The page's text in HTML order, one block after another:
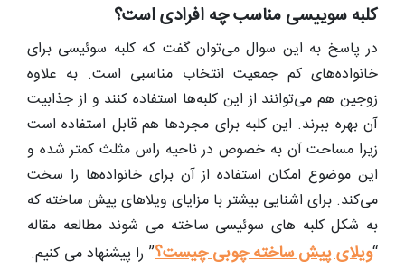
کلبه سوییسی مناسب چه افرادی است؟
در پاسخ به این سوال می‌توان گفت که کلبه‌ سوئیسی برای
خانواده‌های کم جمعیت انتخاب مناسبی است. به علاوه
زوجین هم می‌توانند از این کلبه‌ها استفاده کنند و از جذابیت
آن بهره ببرند. این کلبه برای مجردها هم قابل استفاده است
زیرا مساحت آن به خصوص در ناحیه راس مثلث کمتر شده و
این موضوع امکان استفاده از آن برای خانواده‌ها را سخت
می‌کند. برای اشنایی بیشتر با مزایای ویلاهای پیش ساخته که
به شکل کلبه های سوئیسی ساخته می شوند مطالعه مقاله
“ویلای پیش ساخته چوبی چیست؟” را پیشنهاد می کنیم.